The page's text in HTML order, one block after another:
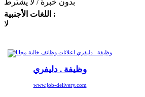
بدون خبرة / لا يشترط
اللغات الأجنبية :
لا
وظيفة . دليفري
www.job-delivery.com